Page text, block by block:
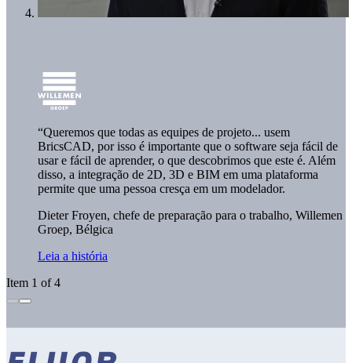
“Queremos que todas as equipes de projeto... usem
BricsCAD, por isso é importante que o software seja fácil de
usar e fácil de aprender, o que descobrimos que este é. Além
disso, a integração de 2D, 3D e BIM em uma plataforma
permite que uma pessoa cresça em um modelador.
Dieter Froyen, chefe de preparação para o trabalho, Willemen
Groep, Bélgica
Leia a história
Item 1 of 4